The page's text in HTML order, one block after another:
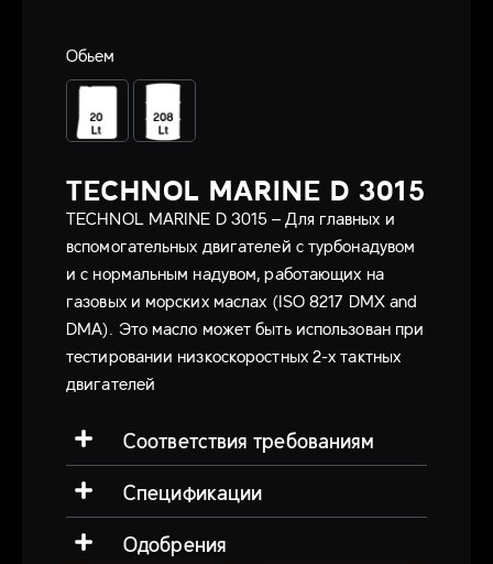
TECHNOL MARINE D 3015
TECHNOL MARINE D 3015 – Для главных и
вспомогательных двигателей с турбонадувом
и с нормальным надувом, работающих на
газовых и морских маслах (ISO 8217 DMX and
DMA). Это масло может быть использован при
тестировании низкоскоростных 2-х тактных
двигателей
Соответствия требованиям
Спецификации
Одобрения
Обьем